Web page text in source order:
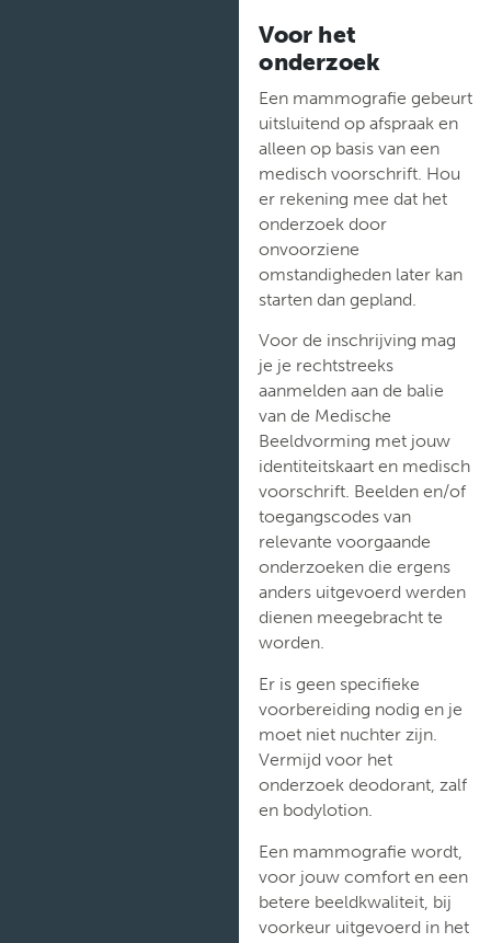
Voor het
onderzoek
Een mammografie gebeurt
uitsluitend op afspraak en
alleen op basis van een
medisch voorschrift. Hou
er rekening mee dat het
onderzoek door
onvoorziene
omstandigheden later kan
starten dan gepland.
Voor de inschrijving mag
je je rechtstreeks
aanmelden aan de balie
van de Medische
Beeldvorming met jouw
identiteitskaart en medisch
voorschrift. Beelden en/of
toegangscodes van
relevante voorgaande
onderzoeken die ergens
anders uitgevoerd werden
dienen meegebracht te
worden.
Er is geen specifieke
voorbereiding nodig en je
moet niet nuchter zijn.
Vermijd voor het
onderzoek deodorant, zalf
en bodylotion.
Een mammografie wordt,
voor jouw comfort en een
betere beeldkwaliteit, bij
voorkeur uitgevoerd in het